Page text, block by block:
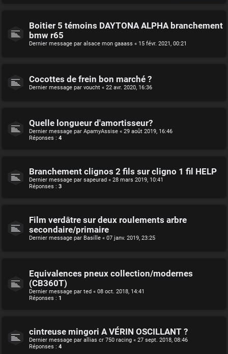
Boitier 5 témoins DAYTONA ALPHA branchement
bmw r65
Dernier message par alsace mon gaaass « 15 févr. 2021, 00:21
Cocottes de frein bon marché ?
Dernier message par voucht « 22 avr. 2020, 16:36
Quelle longueur d'amortisseur?
Dernier message par ApamyAssise « 29 août 2019, 16:46
Réponses : 4
Branchement clignos 2 fils sur cligno 1 fil HELP
Dernier message par sapeurad « 28 mars 2019, 10:41
Réponses : 3
Film verdâtre sur deux roulements arbre
secondaire/primaire
Dernier message par Basille « 07 janv. 2019, 23:25
Equivalences pneux collection/modernes
(CB360T)
Dernier message par ted « 08 oct. 2018, 14:41
Réponses : 1
cintreuse mingori A VÉRIN OSCILLANT ?
Dernier message par allias cr 750 racing « 27 sept. 2018, 08:46
Réponses : 4